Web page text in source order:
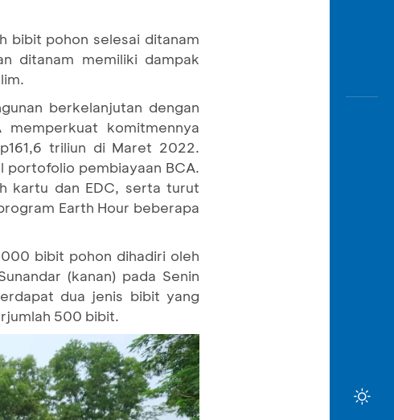
bibit pohon selesai ditanam
ditanam memiliki dampak
berkelanjutan dengan
memperkuat komitmennya
triliun di Maret 2022.
portofolio pembiayaan BCA.
kartu dan EDC, serta turut
Earth Hour beberapa
bibit pohon dihadiri oleh
(kanan) pada Senin
dua jenis bibit yang
500 bibit.